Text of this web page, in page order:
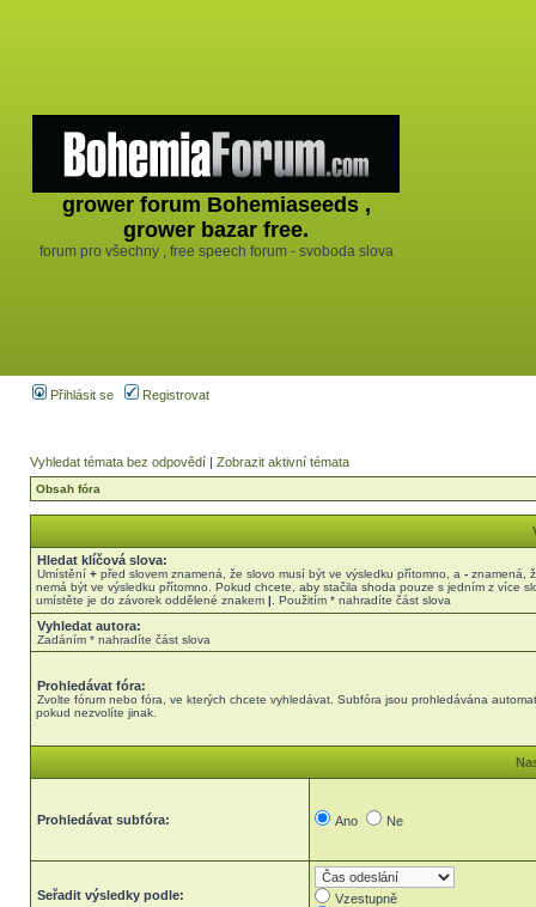
grower forum Bohemiaseeds ,
grower bazar free.
forum pro všechny , free speech forum - svoboda slova
Přihlásit se Registrovat
Vyhledat témata bez odpovědí | Zobrazit aktivní témata
Obsah fóra
Hledat klíčová slova:
Umístění + před slovem znamená, že slovo musí být ve výsledku přítomno, a - znamená,
nemá být ve výsledku přítomno. Pokud chcete, aby stačila shoda pouze s jedním z více
umístěte je do závorek oddělené znakem | . Použitím * nahradíte část slova
Vyhledat autora:
Zadáním * nahradíte část slova
Prohledávat fóra:
Zvolte fórum nebo fóra, ve kterých chcete vyhledávat. Subfóra jsou prohledávána
pokud nezvolíte jinak.
Prohledávat subfóra: Ano Ne
Seřadit výsledky podle:
Vzestupně